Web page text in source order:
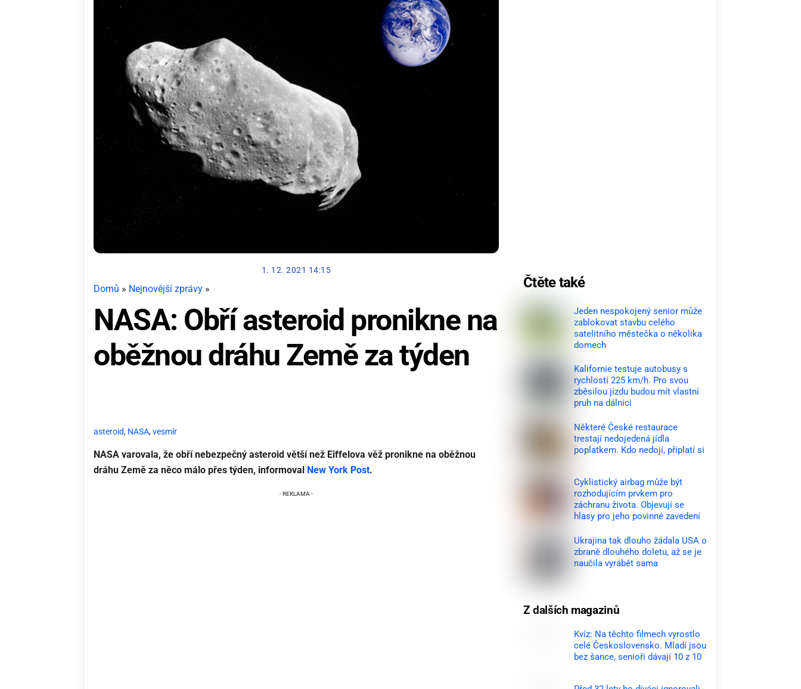
1. 12. 2021 14:15
Domů » Nejnovější zprávy »
NASA: Obří asteroid pronikne na
oběžnou dráhu Země za týden
asteroid, NASA,vesmír
NASA varovala, že obří nebezpečný asteroid větší než Eiffelova věž pronikne na oběžnou
dráhu Země za něco málo přes týden, informoval
New York Post.
Čtěte také
Jeden nespokojený senior může
zablokovat stavbu celého
satelitního městečka o několika
domech
Kalifornie testuje autobusy s
rychlostí 225 km/h. Pro svou
zběsilou jízdu budou mít vlastní
pruh na dálnici
Některé České restaurace
trestají nedojedená jídla
poplatkem. Kdo nedojí, připlatí si
Cyklistický airbag může být
rozhodujícím prvkem pro
záchranu života. Objevují se
hlasy pro jeho povinné zavedení
Ukrajina tak dlouho žádala USA o
zbraně dlouhého doletu, až se je
naučila vyrábět sama
Z dalších magazinů
Kvíz: Na těchto filmech vyrostlo
celé Československo. Mladí jsou
bez šance, senioři dávají 10 z 10